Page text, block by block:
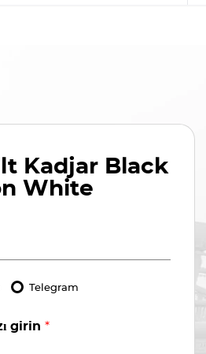
Kadjar Black
White
Telegram
girin *